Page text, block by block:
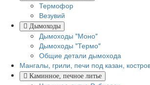
Термофор
Везувий
Дымоходы
Дымоходы "Моно"
Дымоходы "Термо"
Общие детали дымохода
Мангалы, грили, печи под казан,
Каминное, печное литье